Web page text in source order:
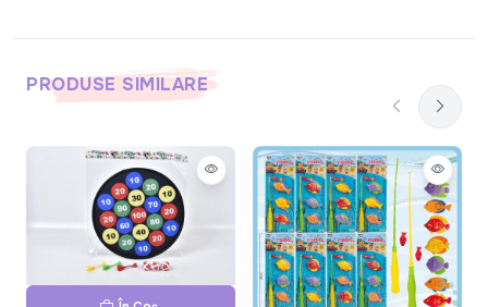
PRODUSE SIMILARE